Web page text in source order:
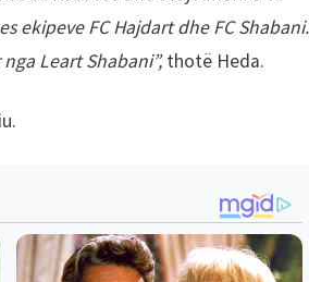
ekipeve FC Hajdart dhe FC Shabani.
Leart Shabani”,thotë Heda.